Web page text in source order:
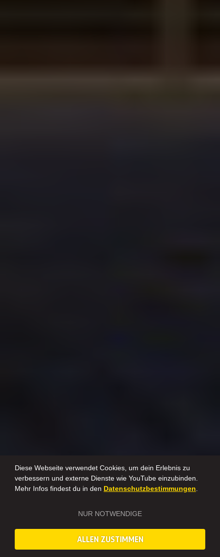
Diese Webseite verwendet Cookies, um dein Erlebnis zu
verbessern und externe Dienste wie YouTube einzubinden.
Mehr Infos findest du in den Datenschutzbestimmungen.
NUR NOTWENDIGE
ALLEN ZUSTIMMEN